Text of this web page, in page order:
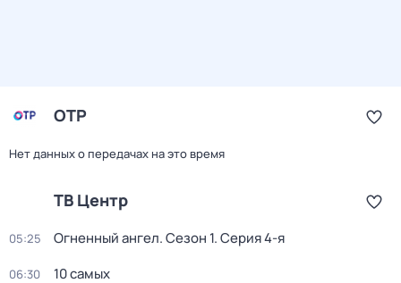
ОТР
Нет данных о передачах на это время
ТВ Центр
05:25 Огненный ангел. Сезон 1. Серия 4-я
06:30 10 самых